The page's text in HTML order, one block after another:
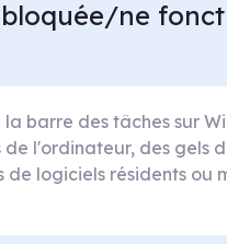
ne
barre des tâches sur
l'ordinateur, des gels
de logiciels résidents ou